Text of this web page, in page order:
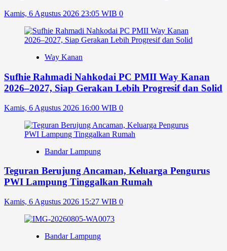
Kamis, 6 Agustus 2026 23:05 WIB 0
Way Kanan
Sufhie Rahmadi Nahkodai PC PMII Way Kanan
2026–2027, Siap Gerakan Lebih Progresif dan Solid
Kamis, 6 Agustus 2026 16:00 WIB 0
Bandar Lampung
Teguran Berujung Ancaman, Keluarga Pengurus
PWI Lampung Tinggalkan Rumah
Kamis, 6 Agustus 2026 15:27 WIB 0
Bandar Lampung